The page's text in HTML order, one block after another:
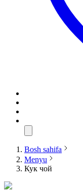
Bosh sahifa
Menyu
Кук чой